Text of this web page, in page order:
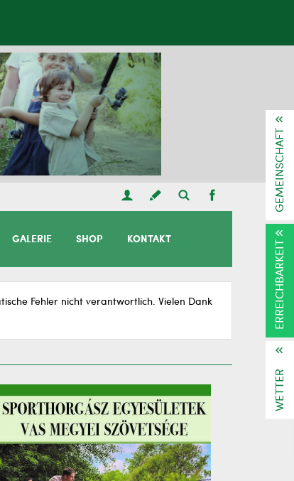
GALERIE SHOP KONTAKT
Fehler nicht verantwortlich. Vielen Dank
GEMEINSCHAFT
ERREICHBARKEIT
WETTER